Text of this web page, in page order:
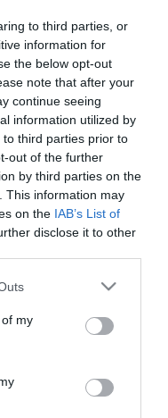
to third parties, or
information for
the below opt-out
note that after your
continue seeing
information utilized by
third parties prior to
out of the further
by third parties on the
This information may
on the IAB’s List of
disclose it to other
one or more Google
You may click to
its third-party tags to
in below Google
my
με
[…]